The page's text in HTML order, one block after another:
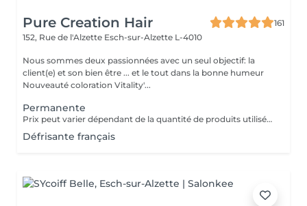
Pure Creation Hair
161
152, Rue de l'Alzette Esch-sur-Alzette L-4010
Nous sommes deux passionnées avec un seul objectif: la
client(e) et son bien être ... et le tout dans la bonne humeur
Nouveauté coloration Vitality'...
Permanente
Prix peut varier dépendant de la quantité de produits utilisées. Un supplément peux être appliqué selon l epaisseur des cheveux Les prix sont juste pour la premanente sans la coupe ni sechage !!!!
Défrisante français